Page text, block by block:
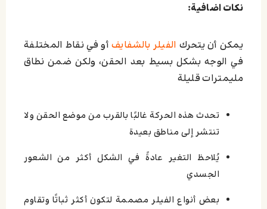
نكات اضافية:
يمكن أن يتحرك الفيلر بالشفايفأو في نقاط المختلفة
في الوجه بشكل بسيط بعد الحقن، ولكن ضمن نطاق
مليمترات قليلة
تحدث هذه الحركة غالبًا بالقرب من موضع الحقن ولا
تنتشر إلى مناطق بعيدة
يُلاحظ التغير عادةً في الشكل أكثر من الشعور
الجسدي
بعض أنواع الفيلر مصممة لتكون أكثر ثباتًا وتقاوم